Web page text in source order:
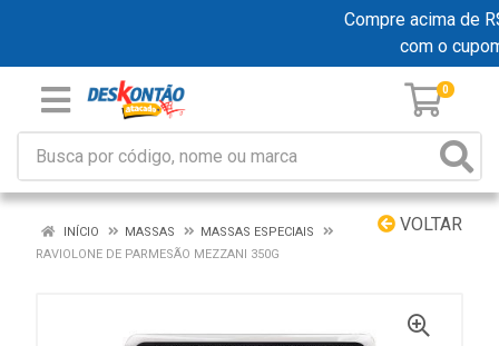
Compre acima de
com o
0
VOLTAR
INÍCIO MASSAS
MASSAS ESPECIAIS
RAVIOLONE DE PARMESÃO MEZZANI 350G